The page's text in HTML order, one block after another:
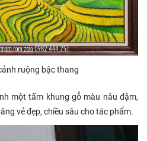
ruộng bậc thang
một tấm khung gỗ màu nâu đậm,
vẻ đẹp, chiều sâu cho tác phẩm.